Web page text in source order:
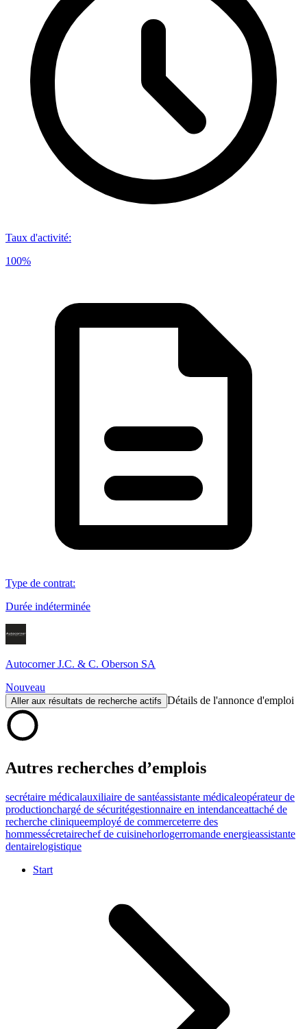
Taux d'activité:
100%
Type de contrat:
Durée indéterminée
Autocorner J.C. & C. Oberson SA
Nouveau
Aller aux résultats de recherche actifs Détails de l'annonce d'emploi
Autres recherches d’emplois
secrétaire médicalauxiliaire de santéassistante médicaleopérateur de
productionchargé de sécuritégestionnaire en intendanceattaché de
recherche cliniqueemployé de commerceterre des
hommessécretairechef de cuisinehorlogerromande energieassistante
dentairelogistique
Start